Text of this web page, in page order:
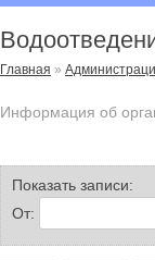
Главная »
Информация об
Показать записи:
От: